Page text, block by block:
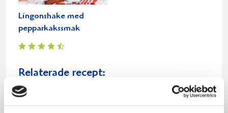
Lingonshake med
pepparkakssmak
Relaterade recept:
morotskaka med pe med pepparkaksfil
pepparkaksfil pepparkaks
morotskaka